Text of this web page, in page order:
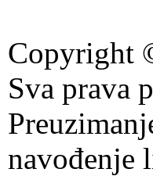
Copyright
Sva prava
navođenje